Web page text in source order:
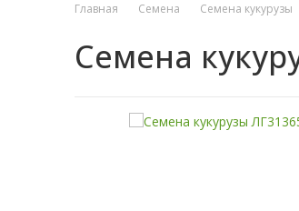
Главная Семена Семена кукурузы
Семена